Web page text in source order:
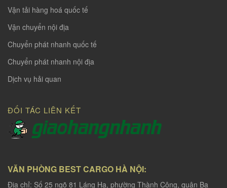
Vận tải hàng hoá quốc tế
Vận chuyển nội địa
Chuyển phát nhanh quốc tế
Chuyển phát nhanh nội địa
Dịch vụ hải quan
ĐỐI TÁC LIÊN KẾT
VĂN PHÒNG BEST CARGO HÀ NỘI:
Địa chỉ: Số 25 ngõ 81 Láng Hạ, phường Thành Công, quận Ba